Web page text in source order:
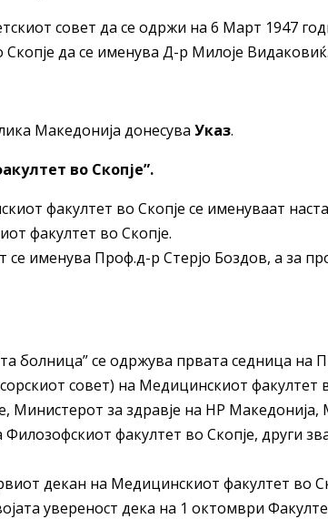
совет да се одржи на 6 Март 1947
да се именува Д-р Милоје Видаковиќ.
Македонија донесуваУказ.
во Скопје”.
факултет во Скопје се именуваат
факултет во Скопје.
се именува Проф.д-р Стерјо Боздов, а за
болница” се одржува првата седница на
совет) на Медицинскиот факултет
Министерот за здравје на НР Македонија,
факултет во Скопје, други
декан на Медицинскиот факултет во
увереност дека на 1 октомври